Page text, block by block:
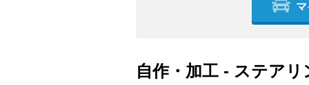
自作・加工 - ステア